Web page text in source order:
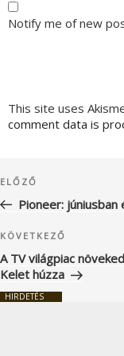
Notify me of new
This site uses
comment data is
navigáció
Korábbi
bejegyzés
ELŐZŐ
Pioneer: júniusban
Következő
bejegyzés
KÖVETKEZŐ
A TV világpiac
Kelet húzza
HIRDETÉS